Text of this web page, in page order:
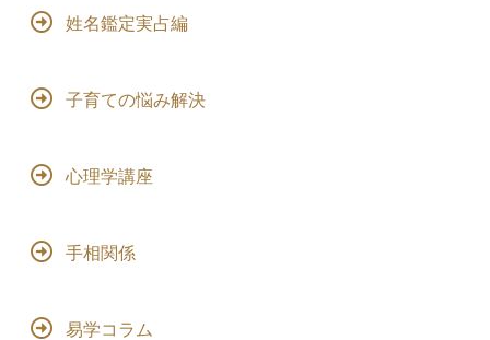
姓名鑑定実占編
子育ての悩み解決
心理学講座
手相関係
易学コラム